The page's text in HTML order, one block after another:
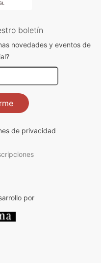
boletín
novedades y eventos de
de privacidad
por